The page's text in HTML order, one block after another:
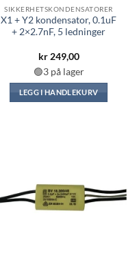
SIKKERHETSKONDENSATORER
X1 + Y2 kondensator, 0.1uF
+ 2×2.7nF, 5 ledninger
kr249,00
🟢3 på lager
LEGG I HANDLEKURV